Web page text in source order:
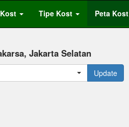
Tipe Kost Peta Kost
Jakarta Selatan
Update